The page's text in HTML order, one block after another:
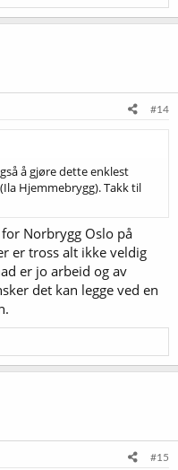
#14
å gjøre dette enklest
Hjemmebrygg). Takk til
Norbrygg Oslo på
er tross alt ikke veldig
er jo arbeid og av
det kan legge ved en
#15